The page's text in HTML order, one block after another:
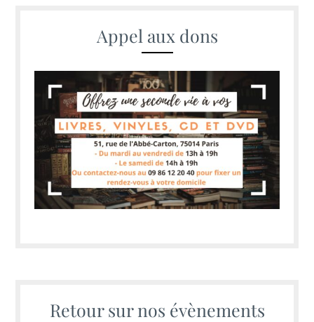
Appel aux dons
Retour sur nos évènements